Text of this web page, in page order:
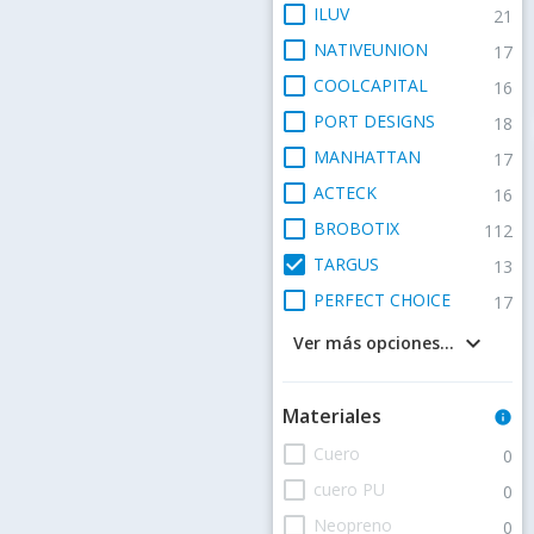
check_box_outline_blank ILUV 21
check_box_outline_blank NATIVEUNION 17
check_box_outline_blank COOLCAPITAL 16
check_box_outline_blank PORT DESIGNS 18
check_box_outline_blank MANHATTAN 17
check_box_outline_blank ACTECK 16
check_box_outline_blank BROBOTIX 112
check_box TARGUS 13
check_box_outline_blank PERFECT CHOICE 17
keyboard_arrow_down
Ver más opciones...
Materiales info
check_box_outline_blank Cuero 0
check_box_outline_blank cuero PU 0
check_box_outline_blank Neopreno 0